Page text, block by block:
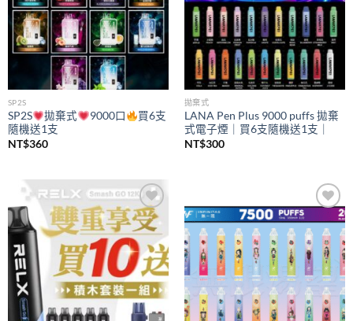
SP2S
SP2S 拋棄式 9000口
買6支
隨機送1支
NT$360
拋棄式
LANA Pen Plus 9000 puffs 拋棄
式電子煙｜買6支隨機送1支｜
NT$300
Add to
wishlist
Add to
wishlist